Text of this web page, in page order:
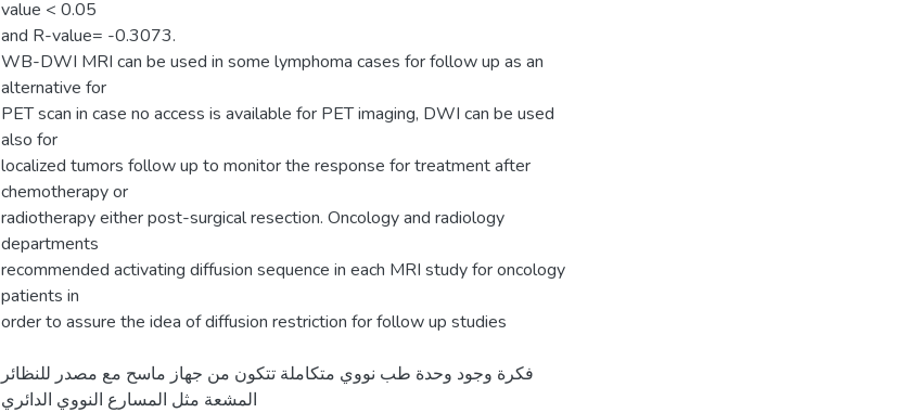
value < 0.05
and R-value= -0.3073.
WB-DWI MRI can be used in some lymphoma cases for follow up as an
alternative for
PET scan in case no access is available for PET imaging, DWI can be used
also for
localized tumors follow up to monitor the response for treatment after
chemotherapy or
radiotherapy either post-surgical resection. Oncology and radiology
departments
recommended activating diffusion sequence in each MRI study for oncology
patients in
order to assure the idea of diffusion restriction for follow up studies
فكرة وجود وحدة طب نووي متكاملة تتكون من جهاز ماسح مع مصدر للنظائر
المشعة مثل المسارع النووي الدائري